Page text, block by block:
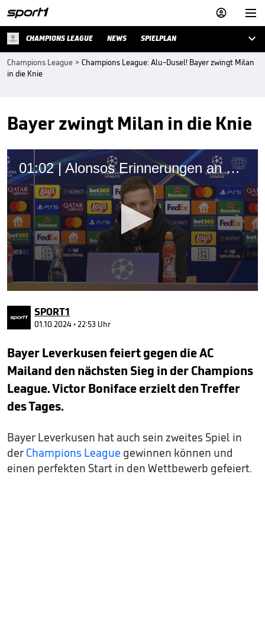


CHAMPIONS LEAGUE NEWS SPIELPLAN 
Champions League > Champions League: Alu-Dusel! Bayer zwingt Milan
in die Knie
Bayer zwingt Milan in die Knie
01:02 | Alonsos Erinnerungen an magisches CL-Finale 2005
seconds
of
minute,
seconds
SPORT1
01.10.2024 • 22:53 Uhr
Bayer Leverkusen feiert gegen die AC
Mailand den nächsten Sieg in der Champions
League. Victor Boniface erzielt den Treffer
des Tages.
Bayer Leverkusen hat auch sein zweites Spiel in
der Champions League gewinnen können und
einen perfekten Start in den Wettbewerb gefeiert.